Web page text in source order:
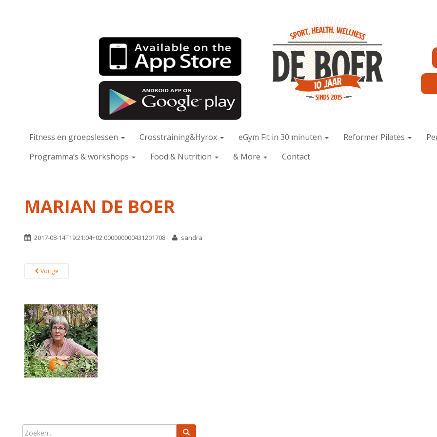
Fitness en groepslessen Crosstraining&Hyrox eGym Fit in 30 minuten Reformer Pilates
Programma’s & workshops
Food & Nutrition & More Contact
MARIAN DE BOER
2017-08-14T19:21:04+02:000000000431201708 sandra
Vorige